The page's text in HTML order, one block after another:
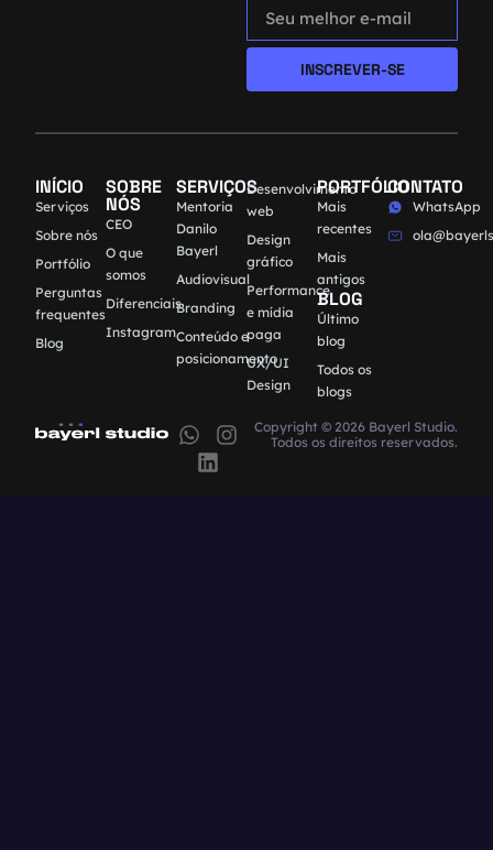
INSCREVER-SE
INÍCIO
Serviços
Sobre nós
Portfólio
Perguntas
frequentes
Blog
SOBRE
NÓS
CEO
O que
somos
Diferenciais
Instagram
SERVIÇOS
Mentoria
Danilo
Bayerl
Audiovisual
Branding
Conteúdo e
posicionamento
Desenvolvimento
web
Design
gráfico
Performance
e mídia
paga
UX/UI
Design
PORTFÓLIO
Mais
recentes
Mais
antigos
BLOG
Último
blog
Todos os
blogs
CONTATO
WhatsApp
Copyright © 2026 Bayerl Studio.
Todos os direitos reservados.